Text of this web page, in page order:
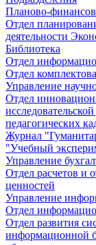
Планово-
Отдел
деятельности
Библиотека
Отдел
Отдел
Управление
Отдел
педагогических
Журнал
"Учебный
Управление
Отдел расчетов и
ценностей
Управление
Отдел
Отдел развития
информационной